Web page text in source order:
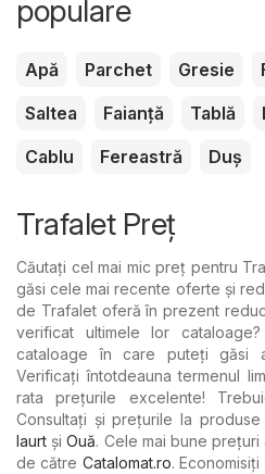
populare
Apă Parchet Gresie
Saltea
Faianță Tablă
Cablu
Fereastră Duș
Trafalet Preț
Căutați cel mai mic preț pentru
găsi cele mai recente oferte și
de Trafalet oferă în prezent
verificat ultimele lor
cataloage în care puteți găsi
Verificați întotdeauna termenul
rata prețurile excelente!
Consultați și prețurile la produse
Iaurt şiOuă. Cele mai bune
de către Catalomat.ro.